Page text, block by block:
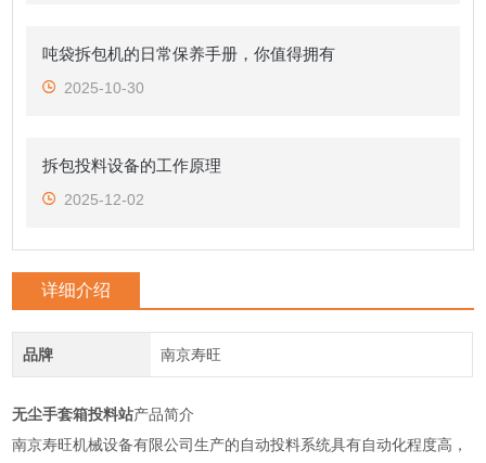
吨袋拆包机的日常保养手册，你值得拥有
2025-10-30
拆包投料设备的工作原理
2025-12-02
详细介绍
品牌 南京寿旺
无尘手套箱投料站产品简介
南京寿旺机械设备有限公司生产的自动投料系统具有自动化程度高，